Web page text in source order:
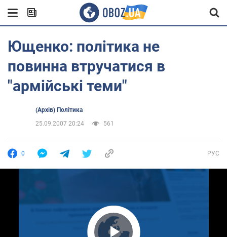
Ющенко: політика не
повинна втручатися в
"армійські теми"
(Архів) Політика
25.09.2007 20:24
561
0 РУС